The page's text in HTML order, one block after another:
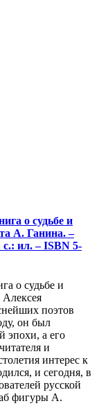
о судьбе и
А. Ганина. –
с.: ил. – ISBN 5-
о судьбе и
Алексея
поэтов
он был
эпохи, а его
и
интерес к
и сегодня, в
русской
фигуры А.